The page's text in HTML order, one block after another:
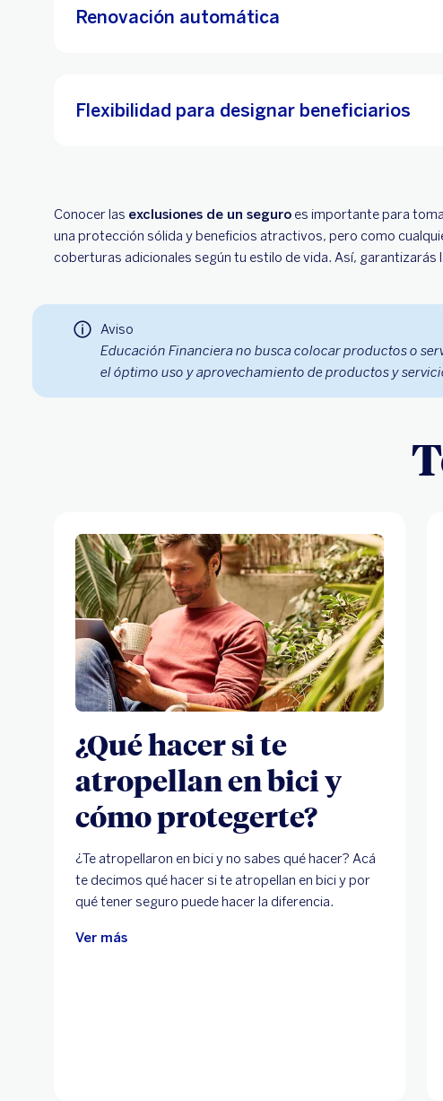
Renovación automática
Flexibilidad para designar beneficiarios
Conocer las exclusiones de un seguro es importante para
una protección sólida y beneficios atractivos, pero como
coberturas adicionales según tu estilo de vida. Así,
Aviso
Educación Financiera no busca colocar productos o
el óptimo uso y aprovechamiento de productos y
¿Qué hacer si te
atropellan en bici y
cómo protegerte?
¿Te atropellaron en bici y no sabes qué hacer? Acá
te decimos qué hacer si te atropellan en bici y por
qué tener seguro puede hacer la diferencia.
Ver más